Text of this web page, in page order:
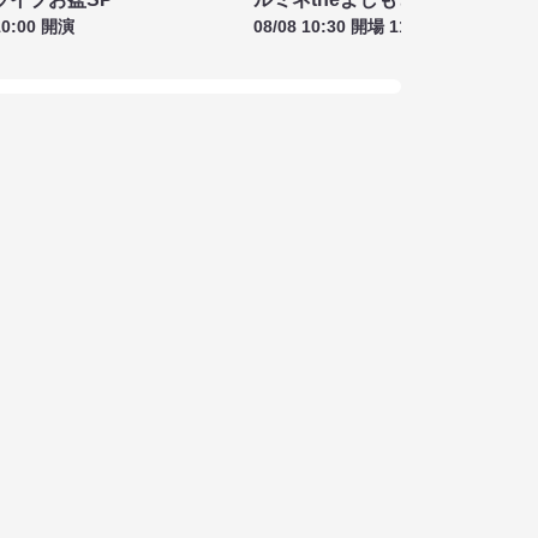
開演 08/08 10:30 開場 11:00 開演